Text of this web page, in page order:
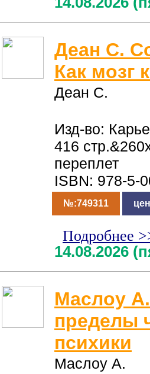
Деан С.
Как мозг
Деан С.
Изд-во:
416
переплет
ISBN: 978-5-
№:749311
Подробнее
14.08.2026
Маслоу
пределы
психики
Маслоу А.